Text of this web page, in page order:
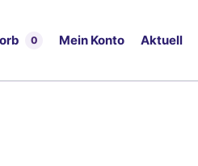
0 Mein Konto Aktuell